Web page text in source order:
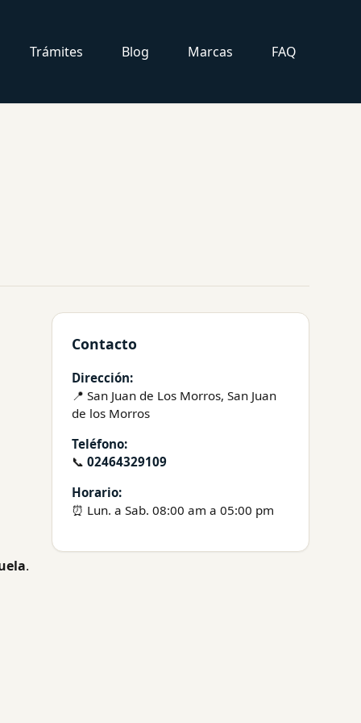
Trámites Blog Marcas FAQ
.
Contacto
Dirección:
📍 San Juan de Los Morros, San Juan
de los Morros
Teléfono:
📞 02464329109
Horario:
⏰ Lun. a Sab. 08:00 am a 05:00 pm